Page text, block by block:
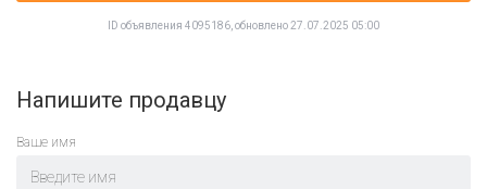
ID объявления 4095186, обновлено 27.07.2025 05:00
Напишите продавцу
Ваше имя